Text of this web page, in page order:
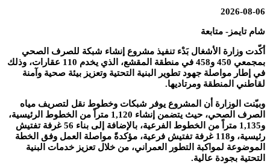
2026-08-06
شام تايمز- متابعة
أكّدت وزارة الأشغال بَدْء تنفيذ مشروع إنشاء شبكة للصرف الصحي
بمجمعي 450 و458 في منطقة المقشع، الذي يخدم 110 عقارات، وذلك
في إطار مواصلة جهود تطوير البنية التحتية وتعزيز بيئة صحية وآمنة
لقاطني المنطقة ومرتاديها.
وبيّنت الوزارة أن المشروع يوفر شبكات وخطوط نقل لتصريف مياه
الصرف الصحي، حيث يتضمن إنشاء 1,120 متراً من الخطوط الرئيسية،
و1,135 متراً من الخطوط الفرعية، بالإضافة إلى بناء 56 غرفة تفتيش
رئيسية، و118 غرفة تفتيش فرعية، مؤكدةً مواصلة العمل وفق الخطة
الموضوعة لمواكبة التطور العمراني، من خلال تعزيز خدمات البنية
التحتية بجودة عالية.